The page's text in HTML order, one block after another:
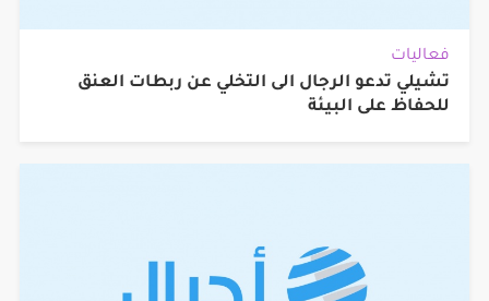
فعاليات
تشيلي تدعو الرجال الى التخلي عن ربطات العنق
للحفاظ على البيئة